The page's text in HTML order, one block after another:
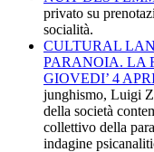
privato su
socialità.
CULTURAL
PARANOIA. LA
GIOVEDI’ 4
junghismo, Luigi
della società
collettivo della
indagine